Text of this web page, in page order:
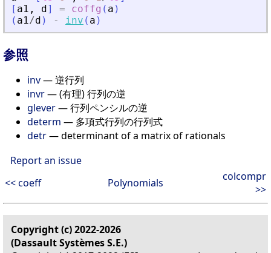
[ a1 , d] = coffg ( a )
( a1/d ) - inv ( a )
参照
inv— 逆行列
invr— (有理) 行列の逆
glever— 行列ペンシルの逆
determ — 多項式行列の行列式
detr— determinant of a matrix of rationals
Report an issue
<< coeff
Polynomials
colcompr
>>
Copyright (c) 2022-2026
(Dassault Systèmes S.E.)